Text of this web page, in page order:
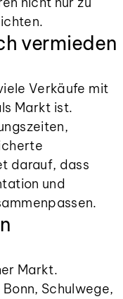
vermieden
Verkäufe mit
Markt ist.
darauf, dass
und
Markt.
Schulwege,